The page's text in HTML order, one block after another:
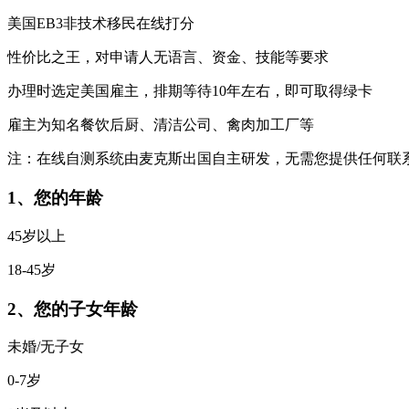
美国EB3非技术移民在线打分
性价比之王，对申请人无语言、资金、技能等要求
办理时选定美国雇主，排期等待10年左右，即可取得绿卡
雇主为知名餐饮后厨、清洁公司、禽肉加工厂等
注：在线自测系统由麦克斯出国自主研发，无需您提供任何联
1、您的年龄
45岁以上
18-45岁
2、您的子女年龄
未婚/无子女
0-7岁